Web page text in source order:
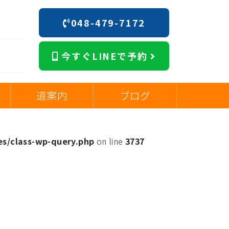
048-479-7172
今すぐLINEで予約
道案内 ブログ
class-wp-query.php on line3737